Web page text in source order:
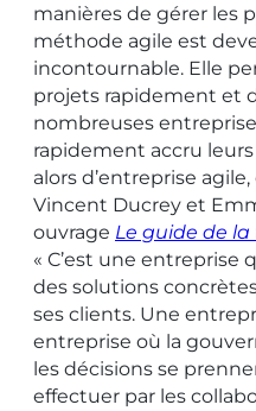
manières de gérer les
méthode agile est
incontournable. Elle
projets rapidement et
nombreuses
rapidement accru
alors d’entreprise
Vincent Ducrey et
ouvrage Le guide de
« C’est une
des solutions
ses clients. Une
entreprise où la
les décisions se
effectuer par les